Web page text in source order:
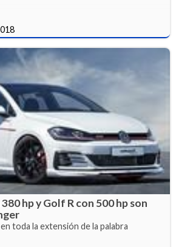
hp y Golf R con 500 hp son
toda la extensión de la palabra